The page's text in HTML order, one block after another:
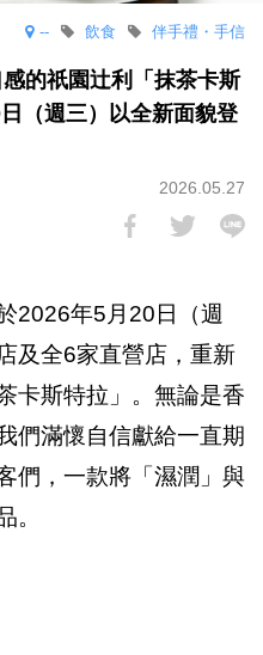
-- 伴手禮・手信
飲食
的祇園辻利「抹茶卡斯
（週三）以全新面貌登
2026.05.27
2026年5月20日（週
及全6家直營店，重新
卡斯特拉」。無論是香
們滿懷自信獻給一直期
們，一款將「濕潤」與
。